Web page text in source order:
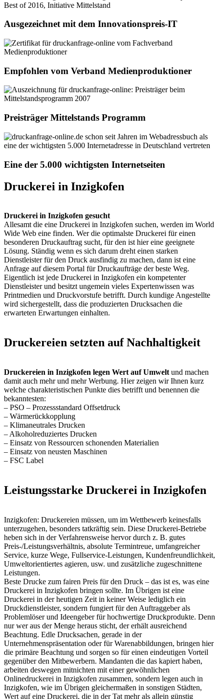
Ausgezeichnet mit dem Innovationspreis-IT
Empfohlen vom Verband Medienproduktioner
Preisträger Mittelstands Programm
Eine der 5.000 wichtigsten Internetseiten
Druckerei in Inzigkofen
Druckerei in Inzigkofen gesucht
Allesamt die eine Druckerei in Inzigkofen suchen, werden im World
Wide Web eine finden. Wer die optimalste Druckerei für einen
besonderen Druckauftrag sucht, für den ist hier eine geeignete
Lösung. Ständig wenn es sich darum dreht einen starken
Dienstleister für den Druck ausfindig zu machen, dann ist eine
Anfrage auf diesem Portal für Druckaufträge der beste Weg.
Eigentlich ist jede Druckerei in Inzigkofen ein kompetenter
Dienstleister und besitzt ungemein vieles Expertenwissen was
Printmedien und Druckvorstufe betrifft. Durch kundige Angestellte
wird sichergestellt, dass die produzierten Drucksachen die
erwarteten Erwartungen einhalten.
Druckereien setzten auf Nachhaltigkeit
Druckereien in Inzigkofen legen Wert auf Umwelt und machen
damit auch mehr und mehr Werbung. Hier zeigen wir Ihnen kurz
welche charakteristischen Punkte dies betrifft und benennen die
bekanntesten:
– PSO – Prozessstandard Offsetdruck
– Wärmerückkopplung
– Klimaneutrales Drucken
– Alkoholreduziertes Drucken
– Einsatz von Ressourcen schonenden Materialien
– Einsatz von neusten Maschinen
– FSC Label
Leistungsstarke Druckerei in Inzigkofen
Inzigkofen: Druckereien müssen, um im Wettbewerb keinesfalls
unterzugehen, besonders tatkräftig sein. Diese Druckerei-Betriebe
heben sich in der Verfahrensweise hervor durch z. B. gutes
Preis-/Leistungsverhältnis, absolute Termintreue, umfangreicher
Service, kurze Wege, Fullservice-Leistungen, Kundenfreundlichkeit,
Umweltorientiertes agieren, usw. und zusätzliche zugeschnittene
Leistungen.
Beste Drucke zum fairen Preis für den Druck – das ist es, was eine
Druckerei in Inzigkofen bringen sollte. Im Übrigen ist eine
Druckerei in der heutigen Zeit in keiner Weise lediglich ein
Druckdienstleister, sondern fungiert für den Auftraggeber als
Problemlöser und Ideengeber für hochwertige Druckprodukte. Denn
nur wer aus der Menge heraus sticht, der erhält ausreichend
Beachtung. Edle Drucksachen, gerade in der
Unternehmenspräsentation oder für Warenabbildungen, bringen hier
die primäre Beachtung und sorgen so für einen eindeutigen Vorteil
gegenüber den Mitbewerbern. Mandanten die das kapiert haben,
arbeiten deswegen mitnichten mit einer gewöhnlichen
Onlinedruckerei in Inzigkofen zusammen, sondern legen auch in
Inzigkofen, wie im Übrigen gleichermaßen in sonstigen Städten,
Wert auf eine Druckerei, die in der Tat mehr als allein günstig